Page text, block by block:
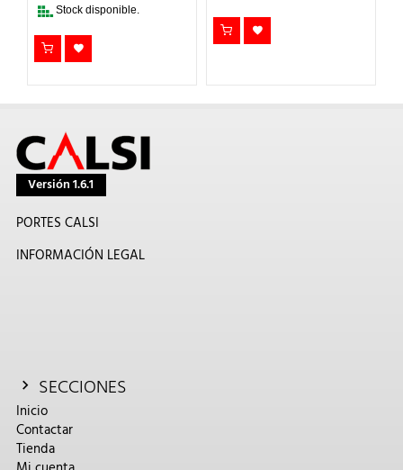
Stock disponible.
Versión 1.6.1
PORTES CALSI
INFORMACIÓN LEGAL
SECCIONES
Inicio
Contactar
Tienda